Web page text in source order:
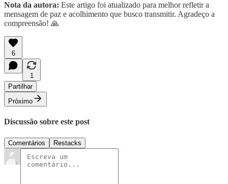
Nota da autora: Este artigo foi atualizado para melhor refletir a
mensagem de paz e acolhimento que busco transmitir. Agradeço a
compreensão! 🙏
6
1
Partilhar
Próximo
Discussão sobre este post
Comentários Restacks